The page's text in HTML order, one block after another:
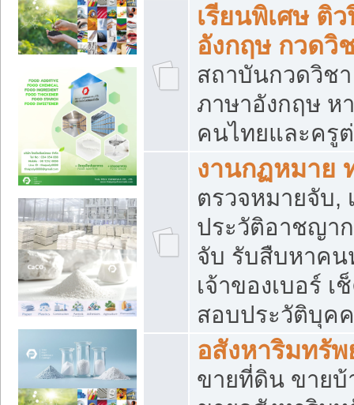
เรียนพิเศษ ติ
อังกฤษ กวดวิ
สถาบันกวดวิช
ภาษาอังกฤษ ห
คนไทยและครู
งานกฏหมาย
ตรวจหมายจับ,
ประวัติอาชญา
จับ รับสืบหาคน
เจ้าของเบอร์
สอบประวัติบุค
อสังหาริมทรัพ
ขายที่ดิน ขายบ้